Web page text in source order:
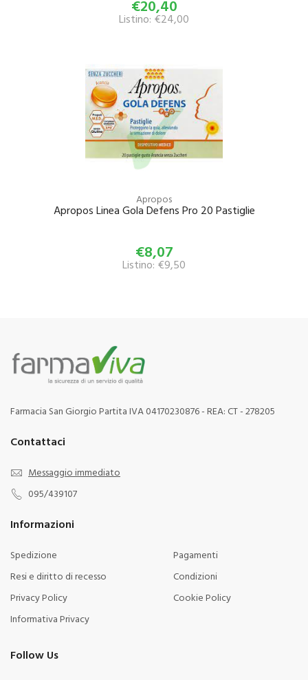
€20,40
Listino: €24,00
Apropos
Apropos Linea Gola Defens Pro 20 Pastiglie
€8,07
Listino: €9,50
Farmacia San Giorgio Partita IVA 04170230876 - REA: CT - 278205
Contattaci
Messaggio immediato
095/439107
Informazioni
Spedizione
Pagamenti
Resi e diritto di recesso
Condizioni
Privacy Policy
Cookie Policy
Informativa Privacy
Follow Us